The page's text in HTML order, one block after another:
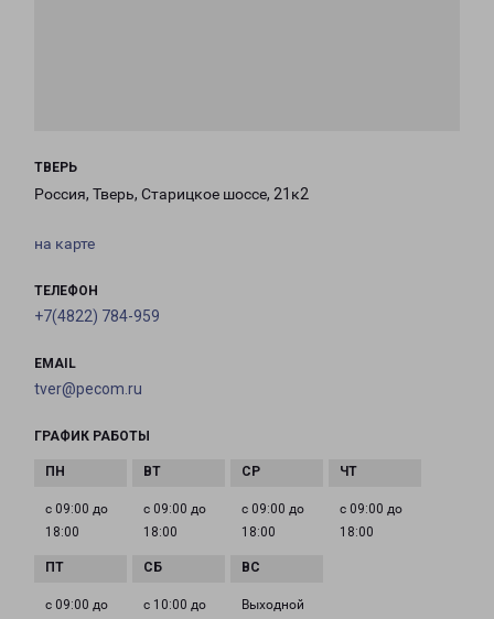
ТВЕРЬ
Россия, Тверь, Старицкое шоссе, 21к2
на карте
ТЕЛЕФОН
+7(4822) 784-959
EMAIL
tver@pecom.ru
ГРАФИК РАБОТЫ
с 09:00 до
18:00
с 09:00 до
18:00
с 09:00 до
18:00
с 09:00 до
18:00
с 09:00 до
с 10:00 до
Выходной